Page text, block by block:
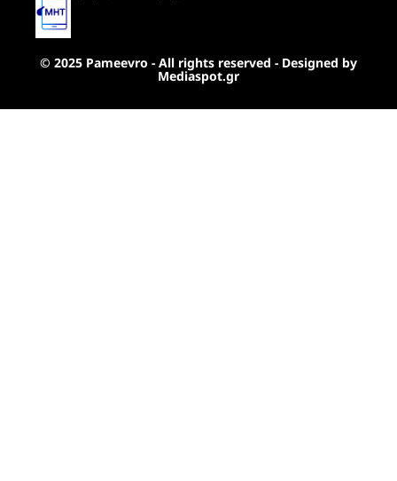
© 2025 Pameevro - All rights reserved - Designed by
Mediaspot.gr